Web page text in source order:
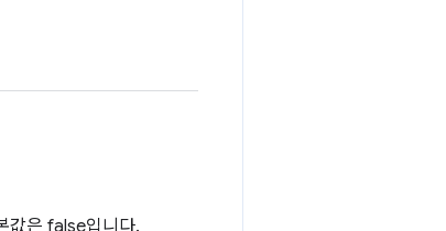
값은 false입니다.